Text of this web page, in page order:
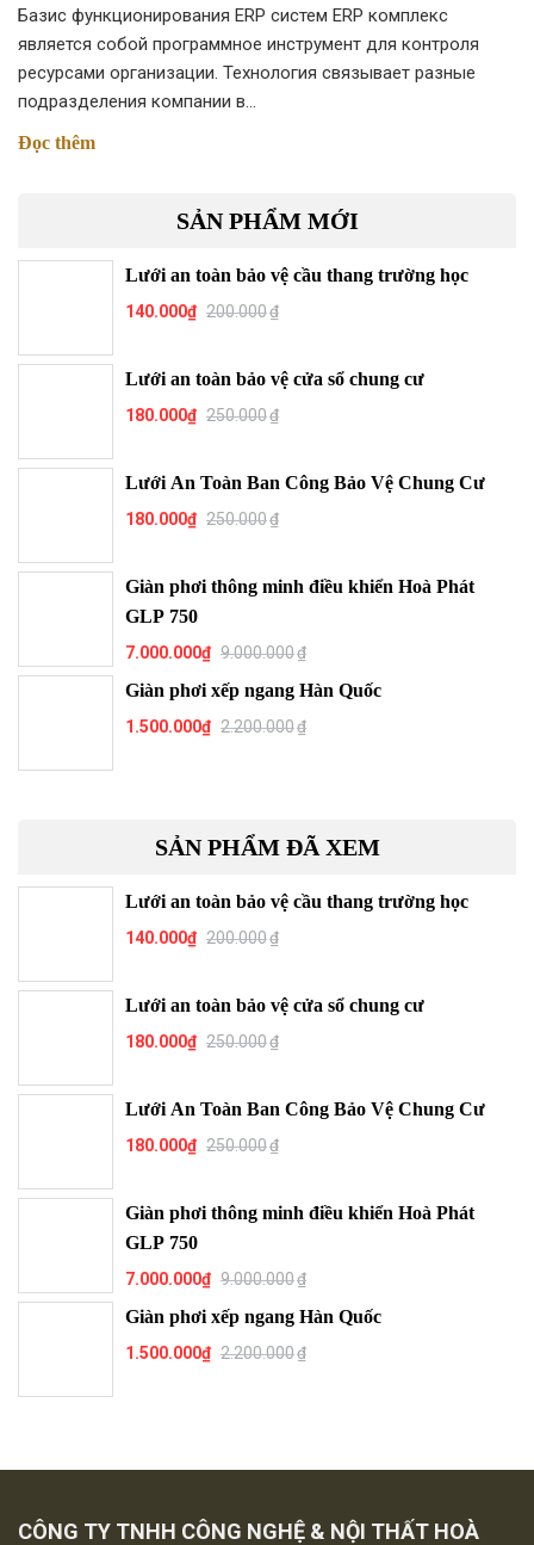
Базис функционирования ERP систем ERP комплекс
является собой программное инструмент для контроля
ресурсами организации. Технология связывает разные
подразделения компании в…
Đọc thêm
SẢN PHẨM MỚI
Lưới an toàn bảo vệ cầu thang trường học
140.000₫ 200.000₫
Lưới an toàn bảo vệ cửa sổ chung cư
180.000₫ 250.000₫
Lưới An Toàn Ban Công Bảo Vệ Chung Cư
180.000₫ 250.000₫
Giàn phơi thông minh điều khiển Hoà Phát
GLP 750
7.000.000₫ 9.000.000₫
Giàn phơi xếp ngang Hàn Quốc
1.500.000₫ 2.200.000₫
SẢN PHẨM ĐÃ XEM
Lưới an toàn bảo vệ cầu thang trường học
140.000₫ 200.000₫
Lưới an toàn bảo vệ cửa sổ chung cư
180.000₫ 250.000₫
Lưới An Toàn Ban Công Bảo Vệ Chung Cư
180.000₫ 250.000₫
Giàn phơi thông minh điều khiển Hoà Phát
GLP 750
7.000.000₫ 9.000.000₫
Giàn phơi xếp ngang Hàn Quốc
1.500.000₫ 2.200.000₫
CÔNG TY TNHH CÔNG NGHỆ & NỘI THẤT HOÀ